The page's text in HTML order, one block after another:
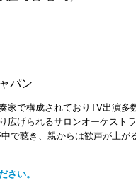
パン
家で構成されておりTV出演多
広げられるサロンオーケスト
で聴き、親からは歓声が上が
さい。